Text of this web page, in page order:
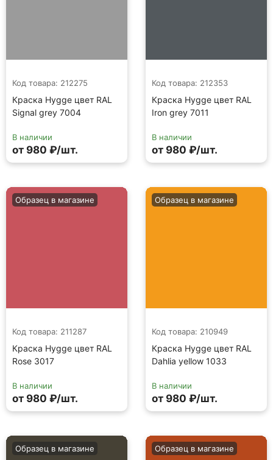
Код товара: 212275
Краска Hygge цвет RAL
Signal grey 7004
В наличии
от 980 ₽/шт.
Код товара: 212353
Краска Hygge цвет RAL
Iron grey 7011
В наличии
от 980 ₽/шт.
Код товара: 211287
Краска Hygge цвет RAL
Rose 3017
Образец в магазине
В наличии
от 980 ₽/шт.
Код товара: 210949
Краска Hygge цвет RAL
Dahlia yellow 1033
Образец в магазине
В наличии
от 980 ₽/шт.
Образец в магазине Образец в магазине